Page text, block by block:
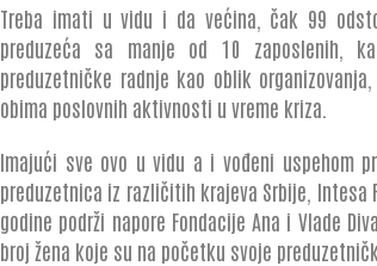
Treba imati u vidu i da većina, čak 99
preduzeća sa manje od 10 zaposlenih,
preduzetničke radnje kao oblik
obima poslovnih aktivnosti u vreme kriza.
Imajući sve ovo u vidu a i vođeni uspehom
preduzetnica iz različitih krajeva Srbije,
godine podrži napore Fondacije Ana i Vlade
broj žena koje su na početku svoje